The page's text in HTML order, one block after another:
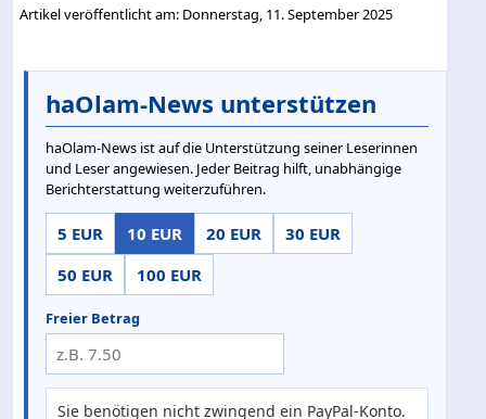
Artikel veröffentlicht am: Donnerstag, 11. September 2025
haOlam-News unterstützen
haOlam-News ist auf die Unterstützung seiner Leserinnen
und Leser angewiesen. Jeder Beitrag hilft, unabhängige
Berichterstattung weiterzuführen.
5 EUR 10 EUR 20 EUR
30 EUR
50 EUR
100 EUR
Freier Betrag
Sie benötigen nicht zwingend ein PayPal-Konto.